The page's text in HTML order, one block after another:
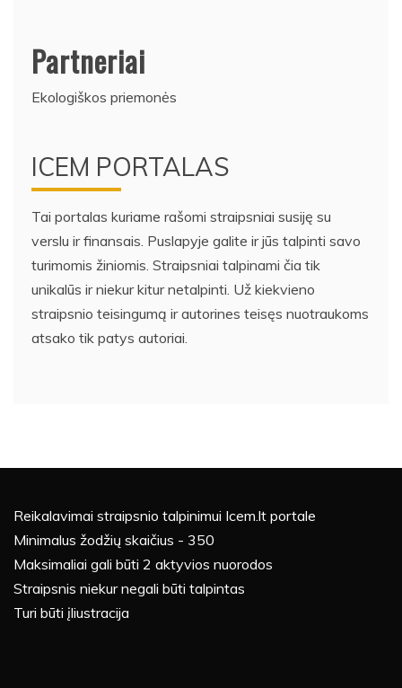
Partneriai
Ekologiškos priemonės
ICEM PORTALAS
Tai portalas kuriame rašomi straipsniai susiję su
verslu ir finansais. Puslapyje galite ir jūs talpinti savo
turimomis žiniomis. Straipsniai talpinami čia tik
unikalūs ir niekur kitur netalpinti. Už kiekvieno
straipsnio teisingumą ir autorines teisęs nuotraukoms
atsako tik patys autoriai.
Reikalavimai straipsnio talpinimui Icem.lt portale
Minimalus žodžių skaičius - 350
Maksimaliai gali būti 2 aktyvios nuorodos
Straipsnis niekur negali būti talpintas
Turi būti įliustracija